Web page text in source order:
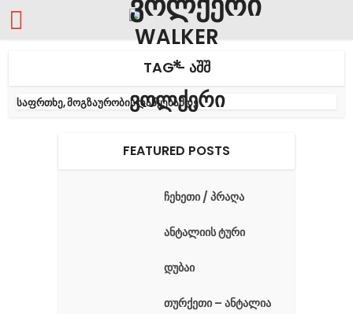
TAG - ᲐᲨᲨ
საფრთხე, მოგზაურობის დაწყებამდე
FEATURED POSTS
ჩეხეთი / პრაღა
ანტალიის ტური
დუბაი
თურქეთი – ანტალია